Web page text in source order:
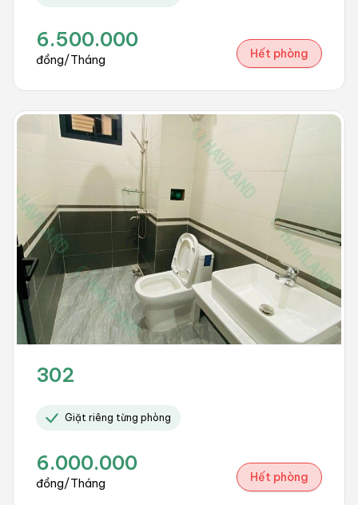
6.500.000
đồng/Tháng Hết phòng
302
Giặt riêng từng phòng
6.000.000
đồng/Tháng Hết phòng